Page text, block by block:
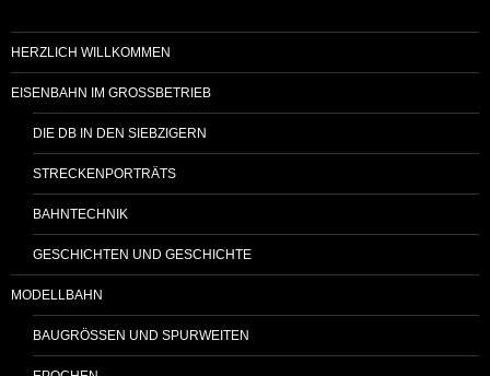
HERZLICH WILLKOMMEN
EISENBAHN IM GROSSBETRIEB
DIE DB IN DEN SIEBZIGERN
STRECKENPORTRÄTS
BAHNTECHNIK
GESCHICHTEN UND GESCHICHTE
MODELLBAHN
BAUGRÖSSEN UND SPURWEITEN